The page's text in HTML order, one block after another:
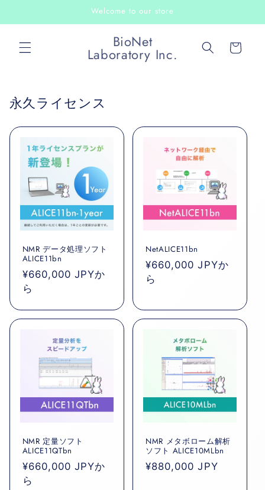
進む
Welcome to our store
BioNet
Laboratory Inc.
ー
永久ライセンス
NMR データ処理ソフト
ALICE11bn
通
常
格
¥660,000 JPYか
ら
NetALICE11bn
通
常
格
¥660,000 JPYか
ら
NMR 定量ソフト
ALICE11QTbn
通
常
¥660,000 JPYか
ら
NMR メタボローム解析
ソフト ALICE10MLbn
通
¥880,000 JPY